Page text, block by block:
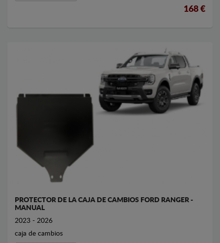
168 €
PROTECTOR DE LA CAJA DE CAMBIOS FORD RANGER -
MANUAL
2023 - 2026
caja de cambios